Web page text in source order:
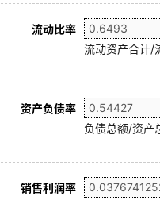
流动比率
流动资产合计/
资产负债率
负债总额/资产
销售利润率